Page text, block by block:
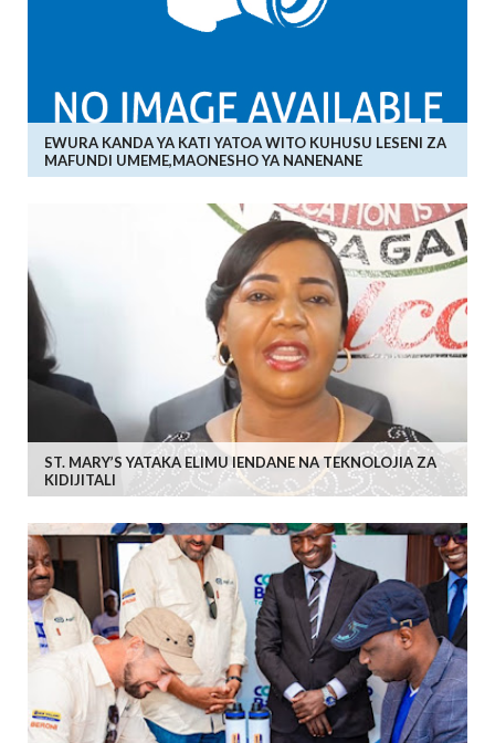
EWURA KANDA YA KATI YATOA WITO KUHUSU LESENI ZA
MAFUNDI UMEME,MAONESHO YA NANENANE
ST. MARY’S YATAKA ELIMU IENDANE NA TEKNOLOJIA ZA
KIDIJITALI